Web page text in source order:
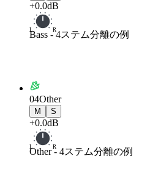
+0.0dB
L R
Bass -4ステム分離の例
04Other
M S
+0.0dB
L R
Other- 4ステム分離の例